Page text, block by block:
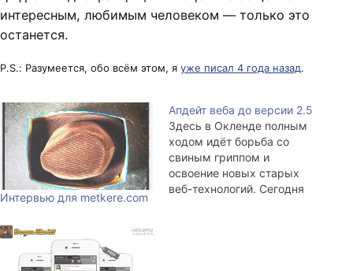
интересным, любимым человеком — только это
останется.
P.S.: Разумеется, обо всём этом, я уже писал 4 года назад.
Интервью для metkere.com
Апдейт веба до версии 2.5
Здесь в Окленде полным
ходом идёт борьба со
свиным гриппом и
освоение новых старых
веб-технологий. Сегодня